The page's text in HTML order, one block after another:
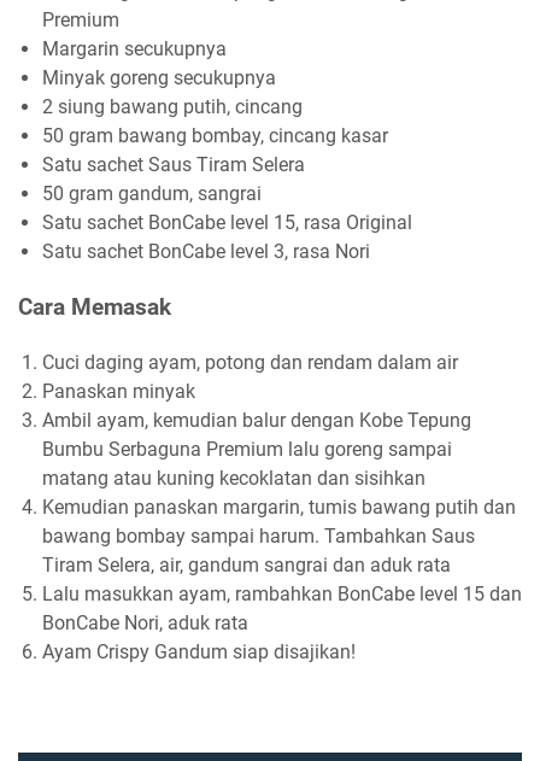
Premium
Margarin secukupnya
Minyak goreng secukupnya
2 siung bawang putih, cincang
50 gram bawang bombay, cincang kasar
Satu sachet Saus Tiram Selera
50 gram gandum, sangrai
Satu sachet BonCabe level 15, rasa Original
Satu sachet BonCabe level 3, rasa Nori
Cara Memasak
Cuci daging ayam, potong dan rendam dalam air
Panaskan minyak
Ambil ayam, kemudian balur dengan Kobe Tepung
Bumbu Serbaguna Premium lalu goreng sampai
matang atau kuning kecoklatan dan sisihkan
Kemudian panaskan margarin, tumis bawang putih dan
bawang bombay sampai harum. Tambahkan Saus
Tiram Selera, air, gandum sangrai dan aduk rata
Lalu masukkan ayam, rambahkan BonCabe level 15 dan
BonCabe Nori, aduk rata
Ayam Crispy Gandum siap disajikan!